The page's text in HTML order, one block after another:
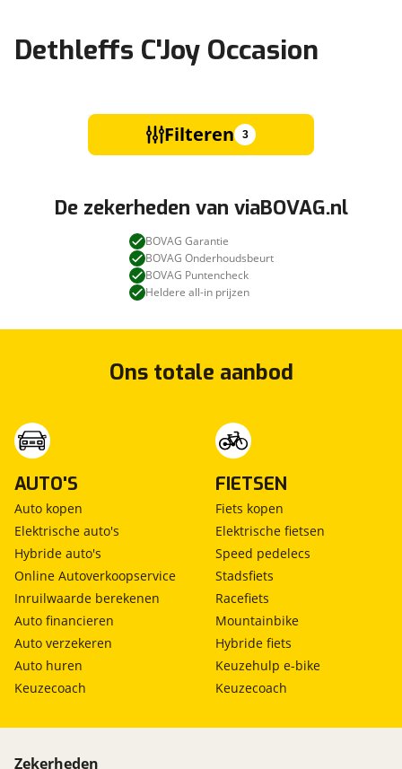
Dethleffs C'Joy Occasion
Filteren 3
De zekerheden van viaBOVAG.nl
BOVAG Garantie
BOVAG Onderhoudsbeurt
BOVAG Puntencheck
Heldere all-in prijzen
Ons totale aanbod
AUTO'S
Auto kopen
Elektrische auto's
Hybride auto's
Online Autoverkoopservice
Inruilwaarde berekenen
Auto financieren
Auto verzekeren
Auto huren
Keuzecoach
FIETSEN
Fiets kopen
Elektrische fietsen
Speed pedelecs
Stadsfiets
Racefiets
Mountainbike
Hybride fiets
Keuzehulp e-bike
Keuzecoach
Zekerheden